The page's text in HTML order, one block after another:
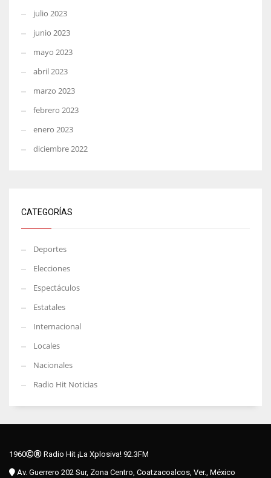
julio 2023
junio 2023
mayo 2023
abril 2023
marzo 2023
febrero 2023
enero 2023
diciembre 2022
CATEGORÍAS
Deportes
Elecciones
Espectáculos
Estatales
Internacional
Locales
Nacionales
Radio Hit Noticias
1960
Radio Hit ¡La Xplosiva! 92.3FM
Av. Guerrero 202 Sur, Zona Centro, Coatzacoalcos, Ver., México